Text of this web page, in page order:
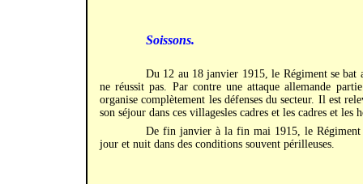
Soissons.
Du 12 au 18 janvier 1915, le Régiment se bat
ne réussit pas. Par contre une attaque allemande
organise complètement les défenses du secteur. Il est
son séjour dans ces villagesles cadres et les cadres et
De fin janvier à la fin mai 1915, le Régiment
jour et nuit dans des conditions souvent périlleuses.